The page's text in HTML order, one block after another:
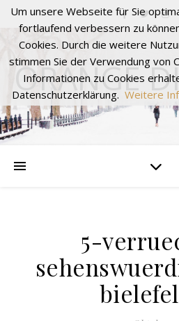
ORANGE
5-
Um unsere Webseite für Sie
fortlaufend verbessern zu
Cookies. Durch die weitere
stimmen Sie der Verwendung von
Informationen zu Cookies
Datenschutzerklärung. Weitere